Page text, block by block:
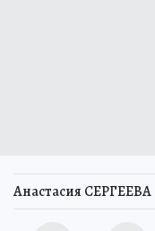
Анастасия СЕРГЕЕВА